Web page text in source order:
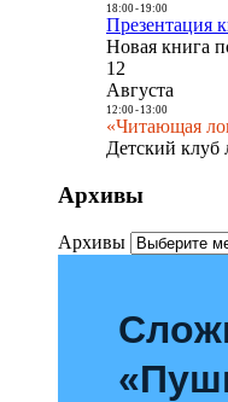
18:00- 19:00
Презентация
Новая книга
12
Августа
12:00- 13:00
«Читающая
Детский клуб
Архивы
Архивы